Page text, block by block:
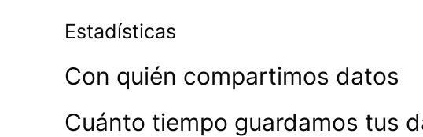
Estadísticas
Con quién compartimos datos
Cuánto tiempo guardamos tus